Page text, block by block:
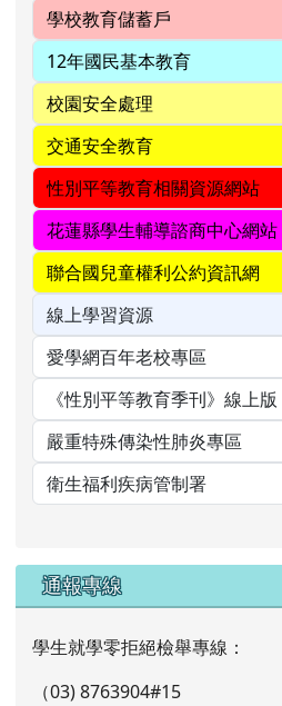
通報專線
學生就學零拒絕檢舉專線：
（03) 8763904#15